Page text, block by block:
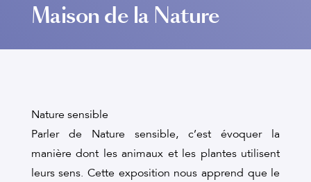
Maison de la Nature
Nature sensible
Parler de Nature sensible, c’est évoquer la
manière dont les animaux et les plantes utilisent
leurs sens. Cette exposition nous apprend que le